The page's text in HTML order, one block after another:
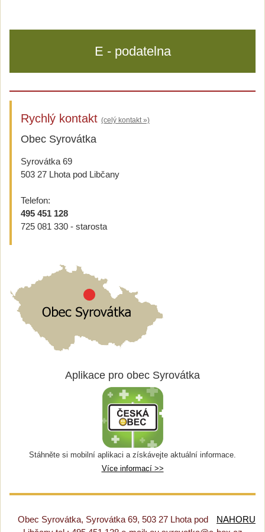
E - podatelna
Rychlý kontakt (celý kontakt »)
Obec Syrovátka
Syrovátka 69
503 27 Lhota pod Libčany
Telefon:
495 451 128
725 081 330 - starosta
Aplikace pro obec Syrovátka
Stáhněte si mobilní aplikaci a získávejte aktuální informace.
Více informací >>
NAHORU
Obec Syrovátka, Syrovátka 69, 503 27 Lhota pod